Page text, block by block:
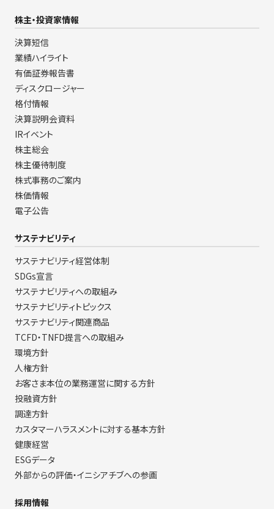
株主・投資家情報
決算短信
業績ハイライト
有価証券報告書
ディスクロージャー
格付情報
決算説明会資料
IRイベント
株主総会
株主優待制度
株式事務のご案内
株価情報
電子公告
サステナビリティ
サステナビリティ経営体制
SDGs宣言
サステナビリティへの取組み
サステナビリティトピックス
サステナビリティ関連商品
TCFD・TNFD提言への取組み
環境方針
人権方針
お客さま本位の業務運営に関する方針
投融資方針
調達方針
カスタマーハラスメントに対する基本方針
健康経営
ESGデータ
外部からの評価・イニシアチブへの参画
採用情報